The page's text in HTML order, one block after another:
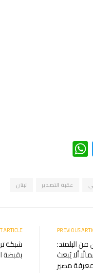
Twitter
WhatsApp
عقبة التصدير لبنان
من البلمند:
ألا يُبعث
مصير
ARTICLE
شبكة
بقبضة